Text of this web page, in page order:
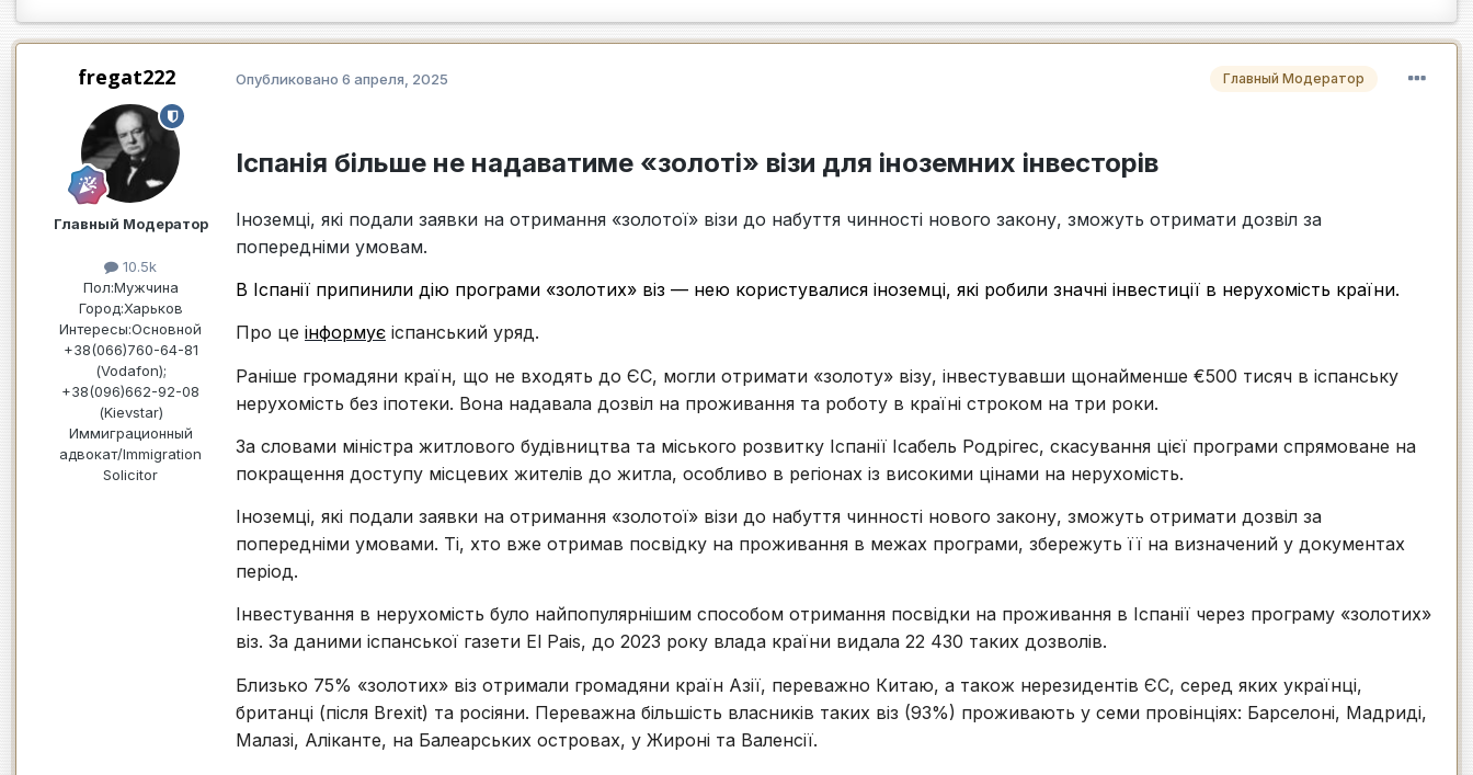
fregat222
Главный Модератор
10.5k
Пол:Мужчина
Город:Харьков
Интересы:Основной
+38(066)760-64-81
(Vodafon);
+38(096)662-92-08
(Kievstar)
Иммиграционный
адвокат/Immigration
Solicitor
Главный Модератор
Опубликовано 6 апреля, 2025
Іспанія більше не надаватиме «золоті» візи для іноземних інвесторів
Іноземці, які подали заявки на отримання «золотої» візи до набуття чинності нового закону, зможуть отримати дозвіл за
попередніми умовам.
В Іспанії припинили дію програми «золотих» віз — нею користувалися іноземці, які робили значні інвестиції в нерухомість країни.
Про це інформує іспанський уряд.
Раніше громадяни країн, що не входять до ЄС, могли отримати «золоту» візу, інвестувавши щонайменше €500 тисяч в іспанську
нерухомість без іпотеки. Вона надавала дозвіл на проживання та роботу в країні строком на три роки.
За словами міністра житлового будівництва та міського розвитку Іспанії Ісабель Родрігес, скасування цієї програми спрямоване на
покращення доступу місцевих жителів до житла, особливо в регіонах із високими цінами на нерухомість.
Іноземці, які подали заявки на отримання «золотої» візи до набуття чинності нового закону, зможуть отримати дозвіл за
попередніми умовами. Ті, хто вже отримав посвідку на проживання в межах програми, збережуть її на визначений у документах
період.
Інвестування в нерухомість було найпопулярнішим способом отримання посвідки на проживання в Іспанії через програму «золотих»
віз. За даними іспанської газети El Pais, до 2023 року влада країни видала 22 430 таких дозволів.
Близько 75% «золотих» віз отримали громадяни країн Азії, переважно Китаю, а також нерезидентів ЄС, серед яких українці,
британці (після Brexit) та росіяни. Переважна більшість власників таких віз (93%) проживають у семи провінціях: Барселоні, Мадриді,
Малазі, Аліканте, на Балеарських островах, у Жироні та Валенсії.